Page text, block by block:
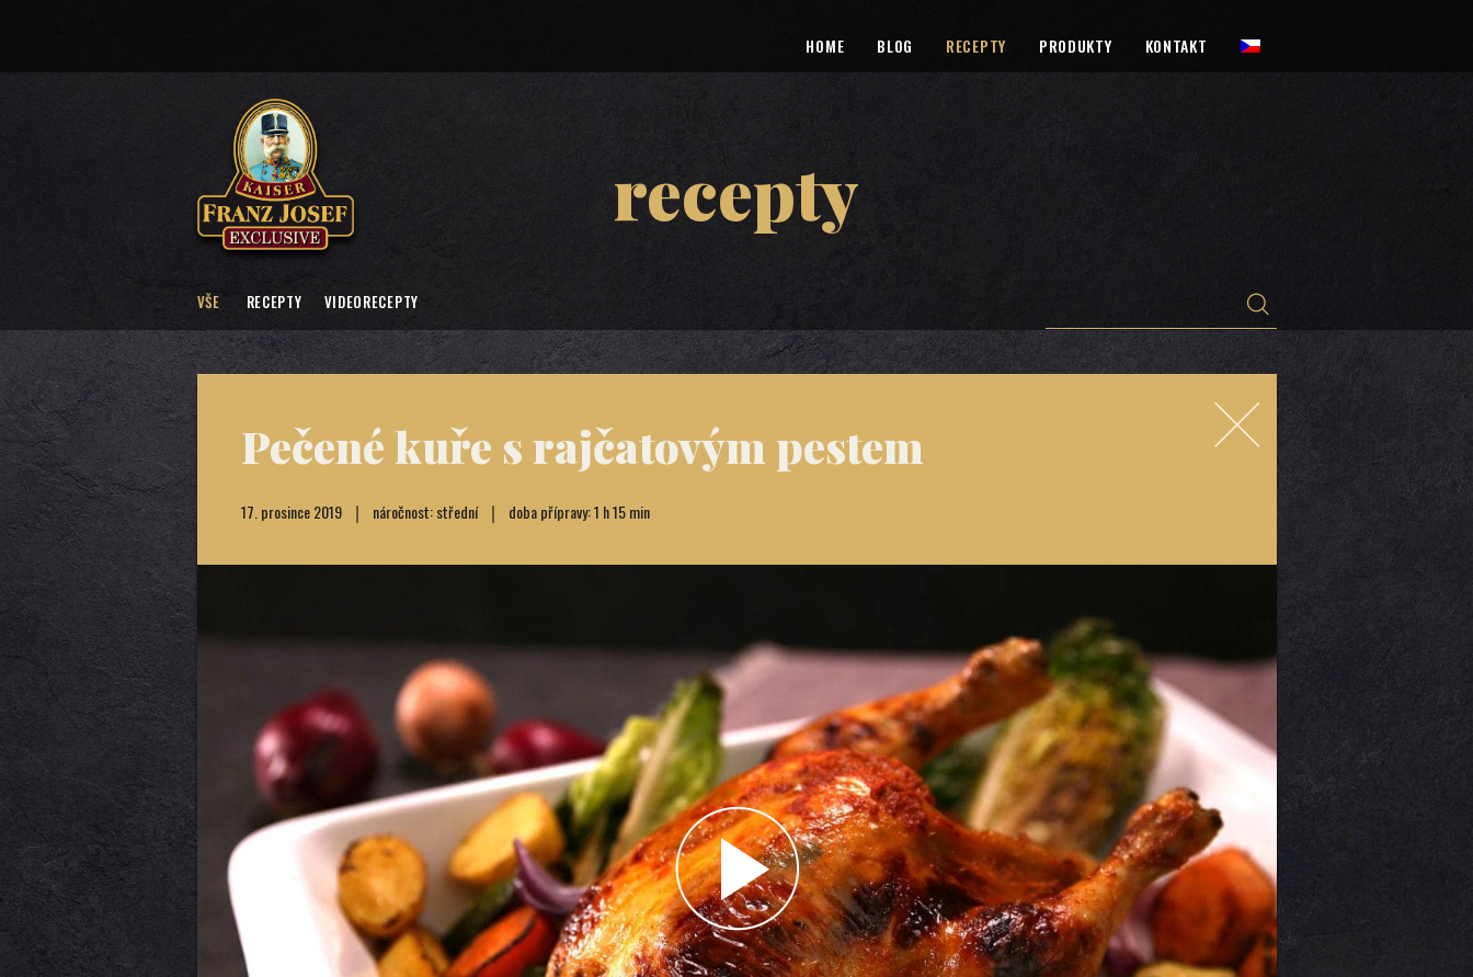
HOME BLOG RECEPTY PRODUKTY KONTAKT
recepty
VŠE RECEPTY VIDEORECEPTY
Pečené kuře s rajčatovým pestem
17. prosince 2019 náročnost: střední doba přípravy: 1 h 15 min